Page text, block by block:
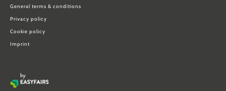
General terms & conditions
Privacy policy
Cookie policy
Imprint